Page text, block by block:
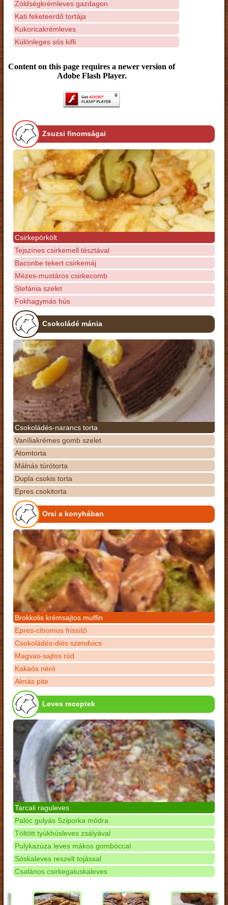
Zöldségkrémleves gazdagon
Kati feketeerdő tortája
Kukoricakrémleves
Különleges sós kifli
Content on this page requires a newer version of
Adobe Flash Player.
Zsuzsi finomságai
Csirkepörkölt
Tejszínes csirkemell tésztával
Baconbe tekert csirkemáj
Mézes-mustáros csirkecomb
Stefánia szelet
Fokhagymás hús
Csokoládé mánia
Csokoládés-narancs torta
Vaníliakrémes gomb szelet
Atomtorta
Málnás túrótorta
Dupla csokis torta
Epres csokitorta
Orsi a konyhában
Brokkolis krémsajtos muffin
Epres-citromos frissítő
Csokoládés-diós szendvics
Magvas-sajtos rúd
Kakaós néró
Almás pite
Leves receptek
Tarcali raguleves
Palóc gulyás Sziporka módra
Töltött tyúkhúsleves zsályával
Pulykazúza leves mákos gombóccal
Sóskaleves reszelt tojással
Csalános csirkegaluskaleves